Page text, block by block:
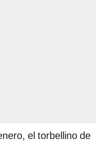
el torbellino de